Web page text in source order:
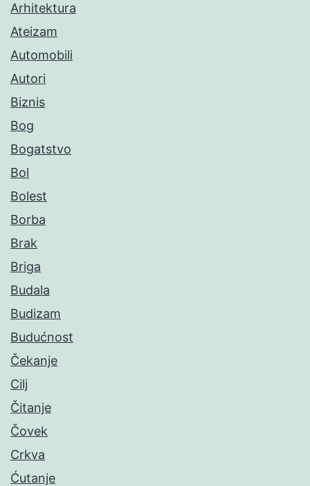
Arhitektura
Ateizam
Automobili
Autori
Biznis
Bog
Bogatstvo
Bol
Bolest
Borba
Brak
Briga
Budala
Budizam
Budućnost
Čekanje
Cilj
Čitanje
Čovek
Crkva
Ćutanje